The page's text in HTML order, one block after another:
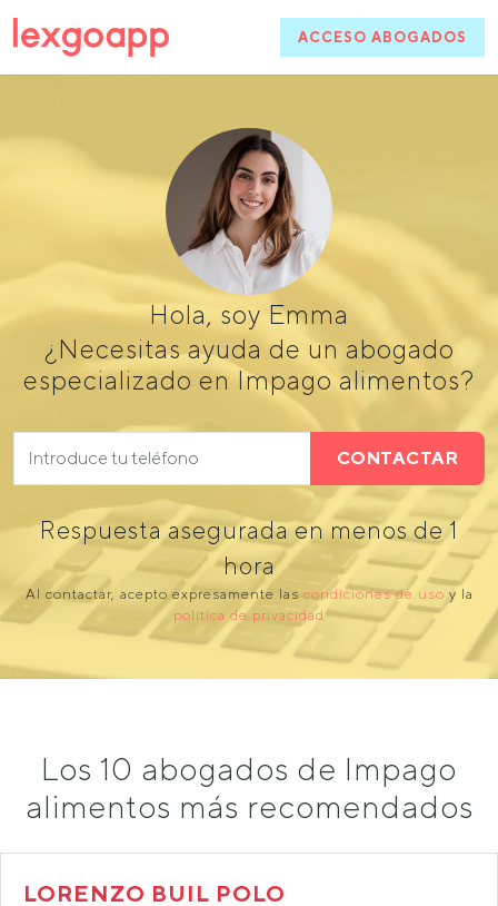
ACCESO ABOGADOS
Hola, soy Emma
¿Necesitas ayuda de un abogado
especializado en Impago alimentos?
CONTACTAR
Respuesta asegurada en menos de 1
hora
Al contactar, acepto expresamente las condiciones de uso y la
política de privacidad
Los 10 abogados de Impago
alimentos más recomendados
LORENZO BUIL POLO